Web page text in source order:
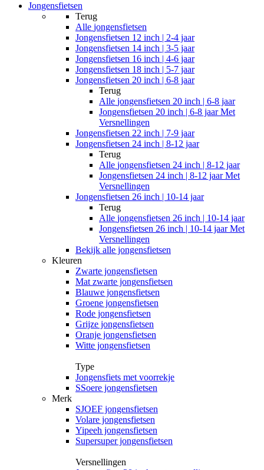
Jongensfietsen
Terug
Alle jongensfietsen
Jongensfietsen 12 inch | 2-4 jaar
Jongensfietsen 14 inch | 3-5 jaar
Jongensfietsen 16 inch | 4-6 jaar
Jongensfietsen 18 inch | 5-7 jaar
Jongensfietsen 20 inch | 6-8 jaar
Terug
Alle jongensfietsen 20 inch | 6-8 jaar
Jongensfietsen 20 inch | 6-8 jaar Met
Versnellingen
Jongensfietsen 22 inch | 7-9 jaar
Jongensfietsen 24 inch | 8-12 jaar
Terug
Alle jongensfietsen 24 inch | 8-12 jaar
Jongensfietsen 24 inch | 8-12 jaar Met
Versnellingen
Jongensfietsen 26 inch | 10-14 jaar
Terug
Alle jongensfietsen 26 inch | 10-14 jaar
Jongensfietsen 26 inch | 10-14 jaar Met
Versnellingen
Bekijk alle jongensfietsen
Kleuren
Zwarte jongensfietsen
Mat zwarte jongensfietsen
Blauwe jongensfietsen
Groene jongensfietsen
Rode jongensfietsen
Grijze jongensfietsen
Oranje jongensfietsen
Witte jongensfietsen
Type
Jongensfiets met voorrekje
SSoere jongensfietsen
Merk
SJOEF jongensfietsen
Volare jongensfietsen
Yipeeh jongensfietsen
Supersuper jongensfietsen
Versnellingen